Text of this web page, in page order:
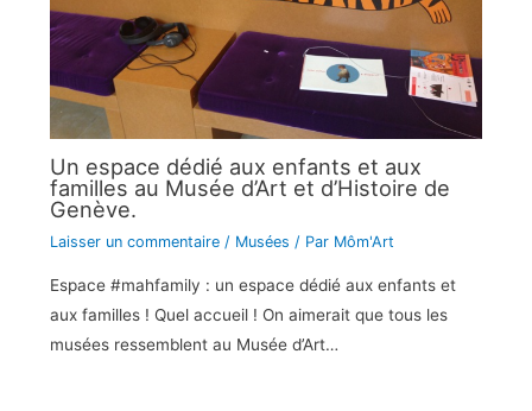
Un espace dédié aux enfants et aux
familles au Musée d’Art et d’Histoire de
Genève.
Laisser un commentaire / Musées / Par Môm'Art
Espace #mahfamily : un espace dédié aux enfants et
aux familles ! Quel accueil ! On aimerait que tous les
musées ressemblent au Musée d’Art…